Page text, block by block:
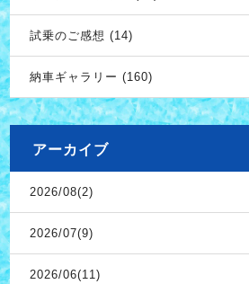
試乗のご感想 (14)
納車ギャラリー (160)
アーカイブ
2026/08(2)
2026/07(9)
2026/06(11)